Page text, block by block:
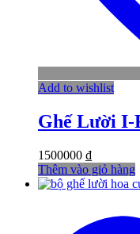
Add to wishlist
Ghế Lười I-
1500000 ₫
Thêm vào giỏ hàng